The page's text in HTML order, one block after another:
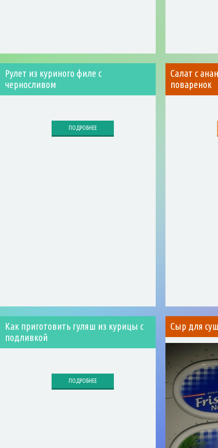
Рулет из куриного филе с
черносливом
ПОДРОБНЕЕ
Салат с
поваренок
Как приготовить гуляш из курицы с
подливкой
ПОДРОБНЕЕ
Сыр для